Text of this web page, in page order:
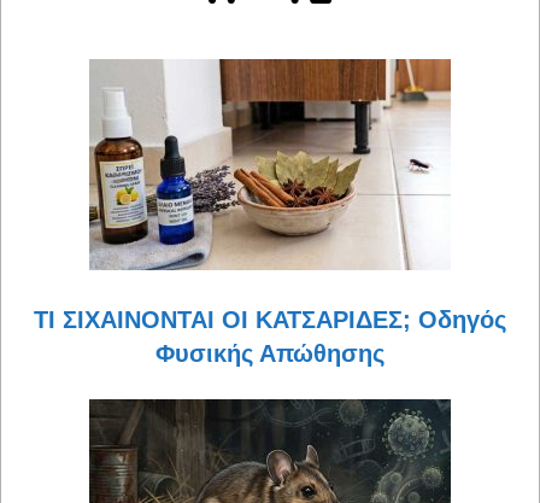
ΤΙ ΣΙΧΑΙΝΟΝΤΑΙ ΟΙ ΚΑΤΣΑΡΙΔΕΣ; Οδηγός
Φυσικής Απώθησης